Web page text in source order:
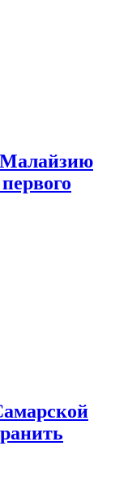
Малайзию